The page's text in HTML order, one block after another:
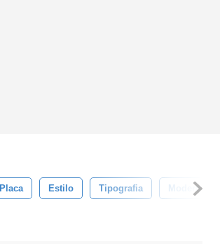
Placa Estilo Tipografia Moderno